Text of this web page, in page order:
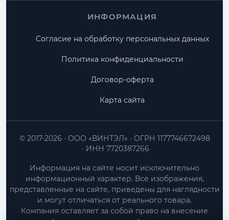
ИНФОРМАЦИЯ
Согласие на обработку персональных данных
Политика конфиденциальности
Договор-оферта
Карта сайта
ООО «ВИНТЭЛ»
ОГРН 1177746672498
ИНН 7720387266
© 2017-2026
Информация на сайте носит исключительно
информационный характер. Все изображения,
представленные на сайте, приведены для наглядности
и могут отличаться от реального товара.
Компания оставляет за собой право на внесение